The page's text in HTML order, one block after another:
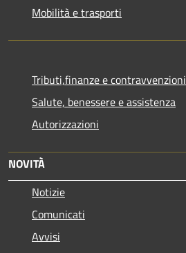
Mobilità e trasporti
Tributi,finanze e contravvenzioni
Salute, benessere e assistenza
Autorizzazioni
NOVITÀ
Notizie
Comunicati
Avvisi